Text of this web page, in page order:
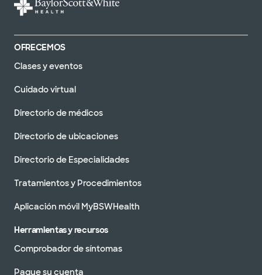
OFRECEMOS
Clases y eventos
Cuidado virtual
Directorio de médicos
Directorio de ubicaciones
Directorio de Especialidades
Tratamientos y Procedimientos
Aplicación móvil MyBSWHealth
Herramientas y recursos
Comprobador de síntomas
Pague su cuenta